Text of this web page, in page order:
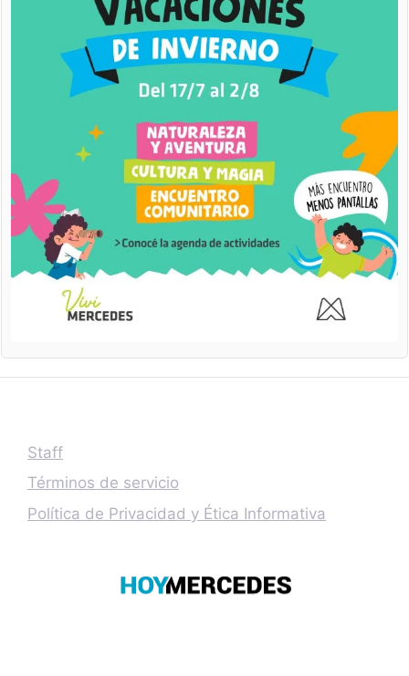
Staff
Términos de servicio
Política de Privacidad y Ética Informativa